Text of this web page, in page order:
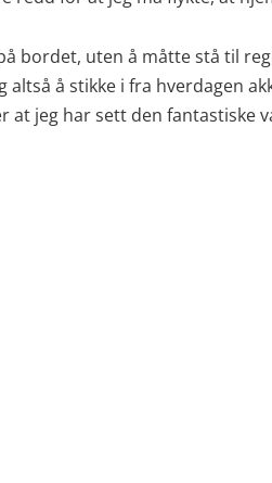
bordet, uten å måtte stå til
å stikke i fra hverdagen
jeg har sett den fantastiske